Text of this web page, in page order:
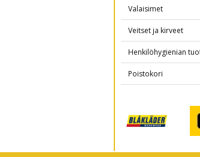
Valaisimet
Veitset ja kirveet
Henkilöhygienian
Poistokori